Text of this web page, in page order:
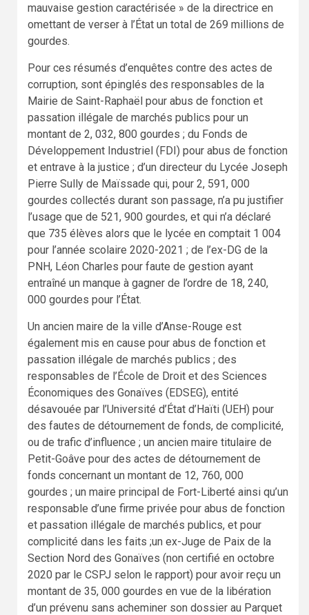
mauvaise gestion caractérisée » de la directrice en
omettant de verser à l’État un total de 269 millions de
gourdes.
Pour ces résumés d’enquêtes contre des actes de
corruption, sont épinglés des responsables de la
Mairie de Saint-Raphaël pour abus de fonction et
passation illégale de marchés publics pour un
montant de 2, 032, 800 gourdes ; du Fonds de
Développement Industriel (FDI) pour abus de fonction
et entrave à la justice ; d’un directeur du Lycée Joseph
Pierre Sully de Maïssade qui, pour 2, 591, 000
gourdes collectés durant son passage, n’a pu justifier
l’usage que de 521, 900 gourdes, et qui n’a déclaré
que 735 élèves alors que le lycée en comptait 1 004
pour l’année scolaire 2020-2021 ; de l’ex-DG de la
PNH, Léon Charles pour faute de gestion ayant
entraîné un manque à gagner de l’ordre de 18, 240,
000 gourdes pour l’État.
Un ancien maire de la ville d’Anse-Rouge est
également mis en cause pour abus de fonction et
passation illégale de marchés publics ; des
responsables de l’École de Droit et des Sciences
Économiques des Gonaïves (EDSEG), entité
désavouée par l’Université d’État d’Haïti (UEH) pour
des fautes de détournement de fonds, de complicité,
ou de trafic d’influence ; un ancien maire titulaire de
Petit-Goâve pour des actes de détournement de
fonds concernant un montant de 12, 760, 000
gourdes ; un maire principal de Fort-Liberté ainsi qu’un
responsable d’une firme privée pour abus de fonction
et passation illégale de marchés publics, et pour
complicité dans les faits ;un ex-Juge de Paix de la
Section Nord des Gonaïves (non certifié en octobre
2020 par le CSPJ selon le rapport) pour avoir reçu un
montant de 35, 000 gourdes en vue de la libération
d’un prévenu sans acheminer son dossier au Parquet